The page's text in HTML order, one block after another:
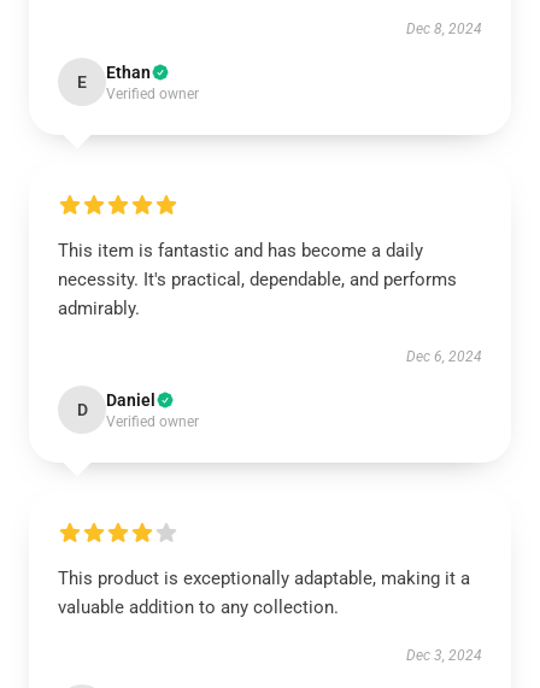
Dec 8, 2024
E Ethan
Verified owner
This item is fantastic and has become a daily
necessity. It's practical, dependable, and performs
admirably.
Dec 6, 2024
D Daniel
Verified owner
This product is exceptionally adaptable, making it a
valuable addition to any collection.
Dec 3, 2024